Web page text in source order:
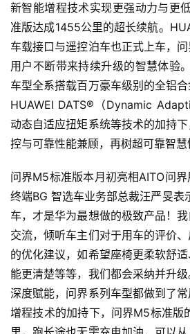
新智能增程技术实现更强动力与更
准版达成1455公里的超长续航。
车载接口与遥控泊车也正式上车，
用户不断带来持续升级的智慧体验
车型全系搭载百万豪车级别的全铝
HUAWEI DATS®（Dynamic
动态自适应扭矩系统等技术的加持
控与可靠性能兼顾，再树超可靠智慧
问界M5标准版本月初亮相AITO问
终端BG 智选车业务部总裁汪严旻表
车，才是华为最想做的极致产品！
交流，倾听车主们对于用车的评价
的优化建议，如希望座椅更柔软舒
能更清楚等等，我们都会采纳并升
深度赋能，问界系列车型都做到了
增程技术的加持下，问界M5标准版